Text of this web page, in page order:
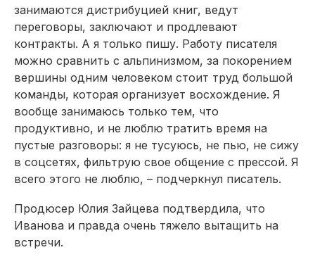
занимаются дистрибуцией книг, ведут
переговоры, заключают и продлевают
контракты. А я только пишу. Работу писателя
можно сравнить с альпинизмом, за покорением
вершины одним человеком стоит труд большой
команды, которая организует восхождение. Я
вообще занимаюсь только тем, что
продуктивно, и не люблю тратить время на
пустые разговоры: я не тусуюсь, не пью, не сижу
в соцсетях, фильтрую свое общение с прессой. Я
всего этого не люблю, – подчеркнул писатель.
Продюсер Юлия Зайцева подтвердила, что
Иванова и правда очень тяжело вытащить на
встречи.